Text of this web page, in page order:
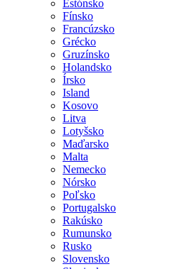
Estónsko
Fínsko
Francúzsko
Grécko
Gruzínsko
Holandsko
Írsko
Island
Kosovo
Litva
Lotyšsko
Maďarsko
Malta
Nemecko
Nórsko
Poľsko
Portugalsko
Rakúsko
Rumunsko
Rusko
Slovensko